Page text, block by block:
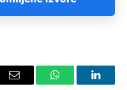
Email WhatsApp